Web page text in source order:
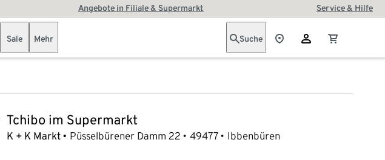
Angebote in Filiale & Supermarkt Service & Hilfe
Sale Mehr Suche
Tchibo im Supermarkt
K + K Markt Püsselbürener Damm 22 49477 Ibbenbüren